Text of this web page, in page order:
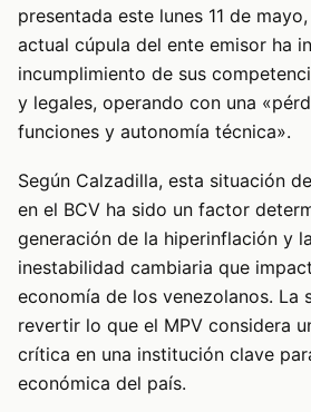
presentada este lunes 11 de
actual cúpula del ente emisor ha
incumplimiento de sus
y legales, operando con una
funciones y autonomía técnica».
Según Calzadilla, esta situación
en el BCV ha sido un factor
generación de la hiperinflación y
inestabilidad cambiaria que
economía de los venezolanos. La
revertir lo que el MPV considera
crítica en una institución clave
económica del país.